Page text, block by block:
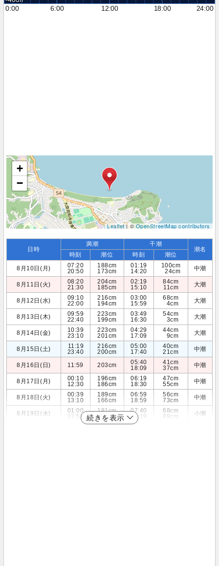
0:00
6:00 12:00 18:00 24:00
+
−
Leaflet| ©OpenStreetMap contributors
日時
満潮 干潮
潮名
時刻 潮位 時刻
潮位
8月10日(月)
07:20
20:50
188cm
173cm
01:19
14:20
100cm
24cm
中潮
8月11日(火)
08:20
21:30
204cm
185cm
02:19
15:10
84cm
11cm
大潮
8月12日(水)
09:10
22:00
216cm
194cm
03:00
15:59
68cm
4cm
大潮
8月13日(木)
09:59
22:40
223cm
199cm
03:49
16:30
54cm
3cm
大潮
8月14日(金)
10:39
23:10
223cm
201cm
04:29
17:09
44cm
9cm
大潮
8月15日(土)
11:19
23:40
216cm
200cm
05:00
17:40
40cm
21cm
中潮
8月16日(日) 11:59 203cm
05:40
18:09
41cm
37cm
中潮
8月17日(月)
00:10
12:30
196cm
186cm
06:19
18:30
47cm
55cm
中潮
8月18日(火)
00:39
13:10
189cm
166cm
06:59
18:59
56cm
73cm
中潮
8月19日(水)
01:00
13:59
181cm
146cm
07:40
19:19
68cm
89cm
小潮
続きを表示